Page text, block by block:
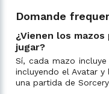
Domande
¿Vienen los
jugar?
Sí, cada mazo
incluyendo el Avatar
una partida de